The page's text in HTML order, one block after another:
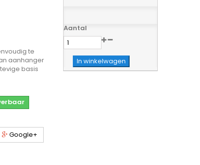
te
aanhanger
basis
Google+
Aantal
In winkelwagen